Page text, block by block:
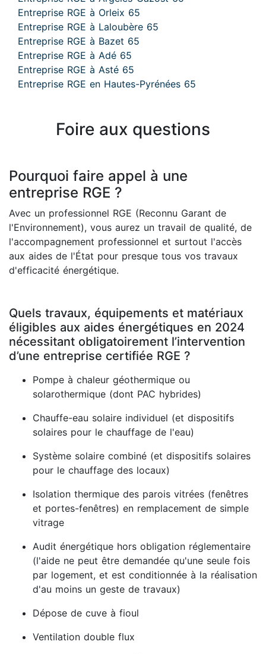
Entreprise RGE à Orleix 65
Entreprise RGE à Laloubère 65
Entreprise RGE à Bazet 65
Entreprise RGE à Adé 65
Entreprise RGE à Asté 65
Entreprise RGE en Hautes-Pyrénées 65
Foire aux questions
Pourquoi faire appel à une
entreprise RGE ?
Avec un professionnel RGE (Reconnu Garant de
l'Environnement), vous aurez un travail de qualité, de
l'accompagnement professionnel et surtout l'accès
aux aides de l'État pour presque tous vos travaux
d'efficacité énergétique.
Quels travaux, équipements et matériaux
éligibles aux aides énergétiques en 2024
nécessitant obligatoirement l’intervention
d’une entreprise certifiée RGE ?
Pompe à chaleur géothermique ou
solarothermique (dont PAC hybrides)
Chauffe-eau solaire individuel (et dispositifs
solaires pour le chauffage de l'eau)
Système solaire combiné (et dispositifs solaires
pour le chauffage des locaux)
Isolation thermique des parois vitrées (fenêtres
et portes-fenêtres) en remplacement de simple
vitrage
Audit énergétique hors obligation réglementaire
(l'aide ne peut être demandée qu'une seule fois
par logement, et est conditionnée à la réalisation
d'au moins un geste de travaux)
Dépose de cuve à fioul
Ventilation double flux